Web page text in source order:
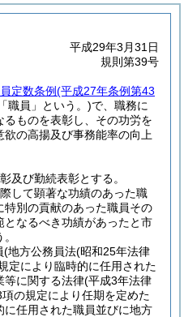
平成29年3月31日
規則第39号
定数条例(平成27年条例第43
職員」という。)で、職務に
ものを表彰し、その功労を
の高揚及び事務能率の向上
及び勤続表彰とする。
して顕著な功績のあった職
特別の貢献のあった職員その
なるべき功績があったと市
(地方公務員法(昭和25年法律
定により臨時的に任用された
等に関する法律(平成3年法律
の規定により任期を定めた
任用された職員並びに地方